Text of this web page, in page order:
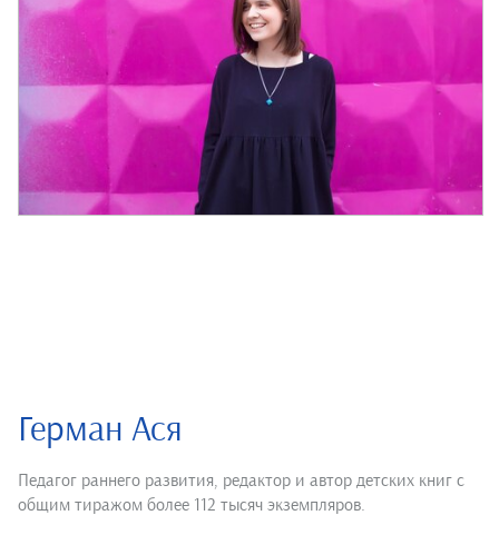
Герман Ася
Педагог раннего развития, редактор и автор детских книг с
общим тиражом более 112 тысяч экземпляров.